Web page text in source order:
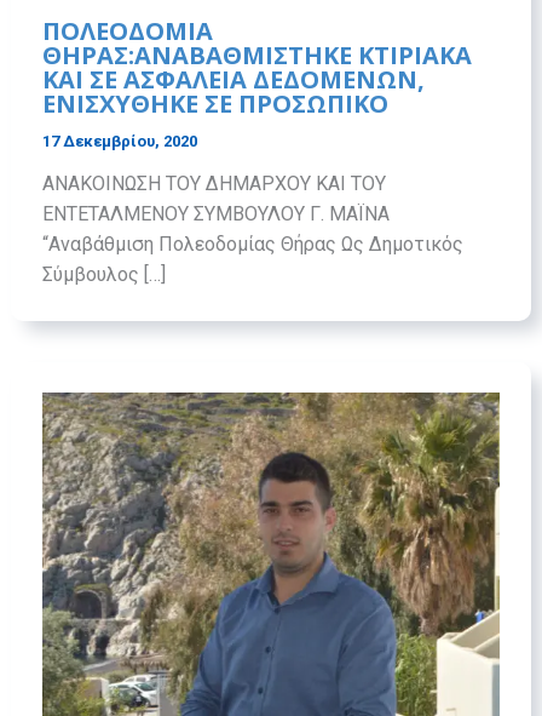
ΠΟΛΕΟΔΟΜΙΑ
ΘΗΡΑΣ:ΑΝΑΒΑΘΜΙΣΤΗΚΕ ΚΤΙΡΙΑΚΑ
ΚΑΙ ΣΕ ΑΣΦΑΛΕΙΑ ΔΕΔΟΜΕΝΩΝ,
ΕΝΙΣΧΥΘΗΚΕ ΣΕ ΠΡΟΣΩΠΙΚΟ
17 Δεκεμβρίου, 2020
ΑΝΑΚΟΙΝΩΣΗ ΤΟΥ ΔΗΜΑΡΧΟΥ ΚΑΙ ΤΟΥ
ΕΝΤΕΤΑΛΜΕΝΟΥ ΣΥΜΒΟΥΛΟΥ Γ. ΜΑΪΝΑ
“Αναβάθμιση Πολεοδομίας Θήρας Ως Δημοτικός
Σύμβουλος […]